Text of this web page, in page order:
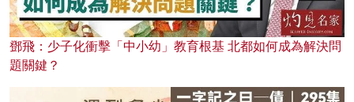
鄧飛：少子化衝擊「中小幼」教育根基 北都如何成為解決問
題關鍵？